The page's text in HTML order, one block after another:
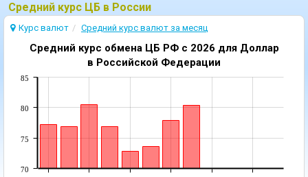
Средний курс ЦБ в России
Курс валют Cредний курс валют за месяц
Средний курс обмена ЦБ РФ c 2026 для Доллар
в Российской Федерации
70
75
80
85